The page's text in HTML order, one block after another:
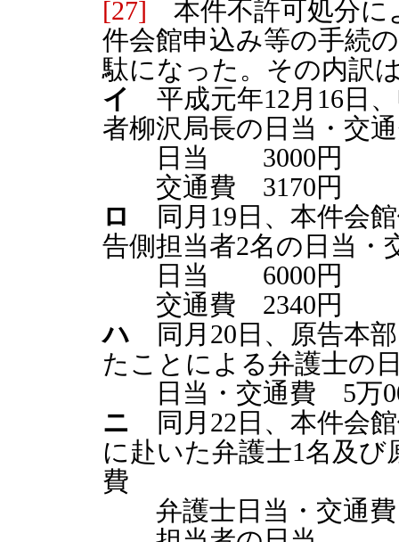
[27] 本件不許可処分に
件会館申込み等の手続
駄になった。その内訳
イ
平成元年12月16日
者柳沢局長の日当・交
日当 3000円
交通費 3170円
ロ
同月19日、本件会
告側担当者2名の日当・
日当 6000円
交通費 2340円
ハ 同月20日、原告本
たことによる弁護士の
日当・交通費 5万
ニ 同月22日、本件会
に赴いた弁護士1名及び
費
弁護士日当・交通費